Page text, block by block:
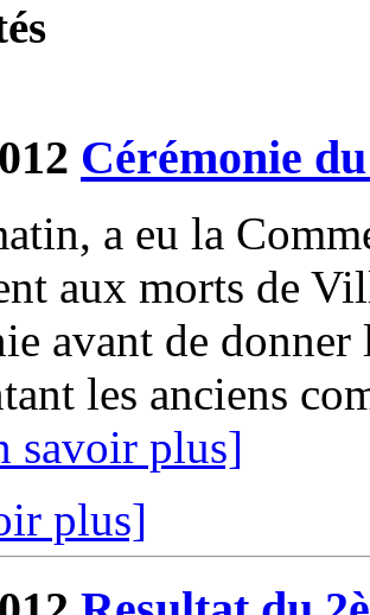
Cérémonie
a eu la
aux morts de
avant de
les anciens
savoir plus]
plus]